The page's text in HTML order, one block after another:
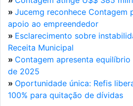
» Jucemg reconhece Contagem
apoio ao empreendedor
» Esclarecimento sobre
Receita Municipal
» Contagem apresenta
de 2025
» Oportunidade única: Refis
100% para quitação de dívidas